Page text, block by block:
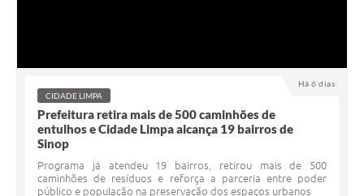
Há 6 dias
CIDADE LIMPA
Prefeitura retira mais de 500 caminhões de
entulhos e Cidade Limpa alcança 19 bairros de
Sinop
Programa já atendeu 19 bairros, retirou mais de 500
caminhões de resíduos e reforça a parceria entre poder
público e população na preservação dos espaços urbanos